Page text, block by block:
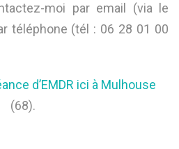
moi par email (via le
téléphone (tél : 06 28 01 00
d’EMDR ici à Mulhouse
(68).